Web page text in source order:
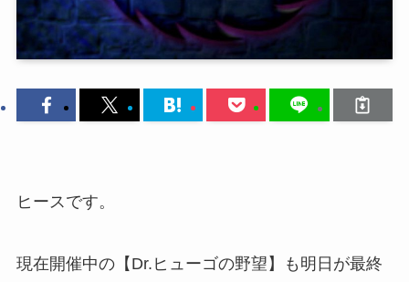
ヒースです。
現在開催中の【Dr.ヒューゴの野望】も明日が最終